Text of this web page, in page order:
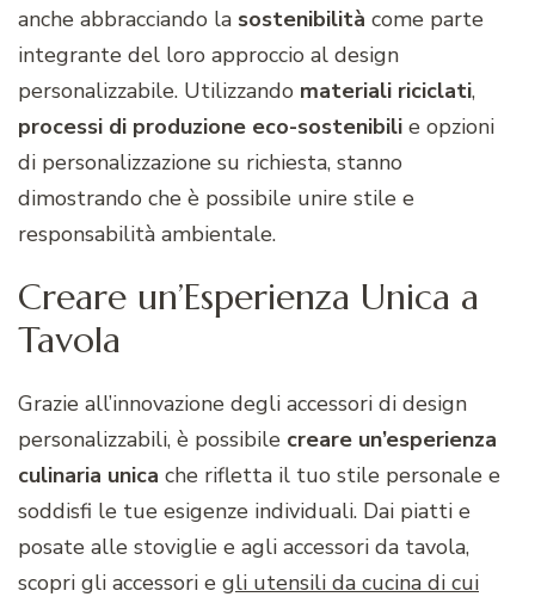
anche abbracciando la sostenibilità come parte
integrante del loro approccio al design
personalizzabile. Utilizzando materiali riciclati,
processi di produzione eco-sostenibili e opzioni
di personalizzazione su richiesta, stanno
dimostrando che è possibile unire stile e
responsabilità ambientale.
Creare un’Esperienza Unica a
Tavola
Grazie all’innovazione degli accessori di design
personalizzabili, è possibile creare un’esperienza
culinaria unica che rifletta il tuo stile personale e
soddisfi le tue esigenze individuali. Dai piatti e
posate alle stoviglie e agli accessori da tavola,
scopri gli accessori e gli utensili da cucina di cui